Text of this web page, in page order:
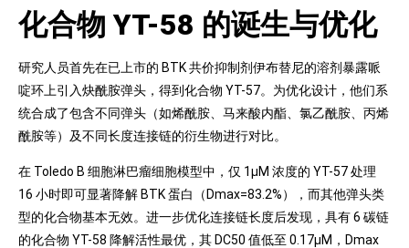
化合物 YT-58 的诞生与优化
研究人员首先在已上市的 BTK 共价抑制剂伊布替尼的溶剂暴露哌
啶环上引入炔酰胺弹头，得到化合物 YT-57。为优化设计，他们系
统合成了包含不同弹头（如烯酰胺、马来酸内酯、氯乙酰胺、丙烯
酰胺等）及不同长度连接链的衍生物进行对比。
在 Toledo B 细胞淋巴瘤细胞模型中，仅 1μM 浓度的 YT-57 处理
16 小时即可显著降解 BTK 蛋白（Dmax=83.2%），而其他弹头类
型的化合物基本无效。进一步优化连接链长度后发现，具有 6 碳链
的化合物 YT-58 降解活性最优，其 DC50 值低至 0.17μM，Dmax